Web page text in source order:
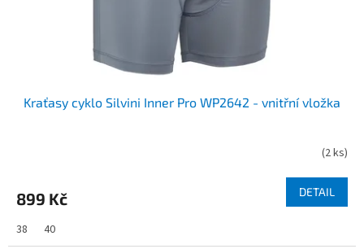
Kraťasy cyklo Silvini Inner Pro WP2642 - vnitřní vložka
(2 ks)
899 Kč DETAIL
38 40